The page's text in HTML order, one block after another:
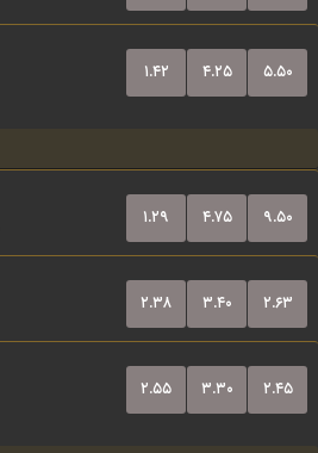
۱.۴۲ ۴.۲۵ ۵.۵۰
۱.۲۹ ۴.۷۵ ۹.۵۰
۲.۳۸ ۳.۴۰ ۲.۶۳
۲.۵۵ ۳.۳۰ ۲.۴۵